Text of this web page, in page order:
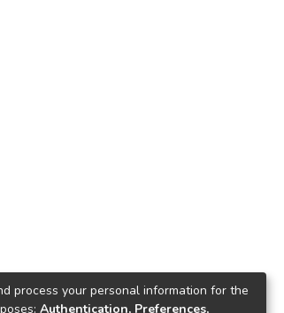
process your personal information for the
Authentication, Preferences,